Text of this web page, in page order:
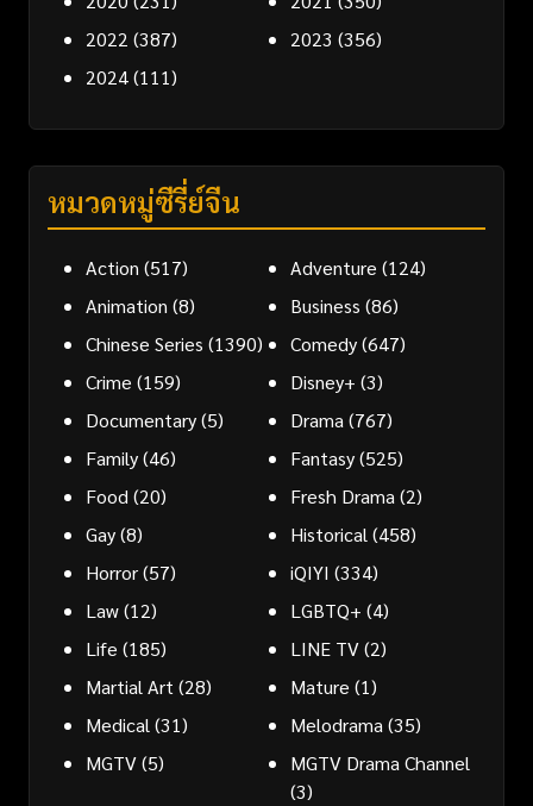
2022 (387) 2023 (356)
2024(111)
หมวดหมู่ซีรี่ย์จีน
Action (517) Adventure (124)
Animation (8) Business (86)
Chinese Series (1390) Comedy(647)
Crime (159) Disney+ (3)
Documentary(5) Drama (767)
Family(46) Fantasy(525)
Food (20) Fresh Drama (2)
Gay(8) Historical (458)
Horror(57) iQIYI (334)
Law(12) LGBTQ+ (4)
Life (185) LINE TV(2)
Martial Art (28) Mature (1)
Medical (31) Melodrama (35)
MGTV(5)
MGTV Drama Channel
(3)